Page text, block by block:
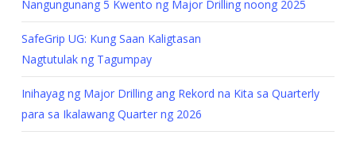
Nangungunang 5 Kwento ng Major Drilling noong 2025
SafeGrip UG: Kung Saan Kaligtasan
Nagtutulak ng Tagumpay
Inihayag ng Major Drilling ang Rekord na Kita sa Quarterly
para sa Ikalawang Quarter ng 2026